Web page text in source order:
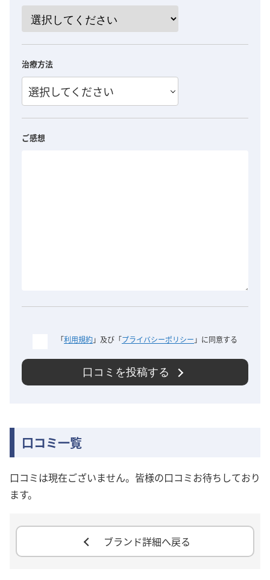
治療方法
選択してください
ご感想
「利用規約」及び「プライバシーポリシー 」に同意する
口コミを投稿する
口コミ一覧
口コミは現在ございません。皆様の口コミお待ちしており
ます。
ブランド詳細へ戻る